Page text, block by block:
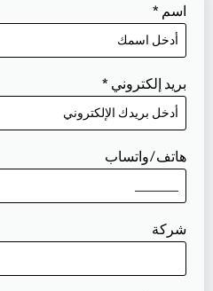
اسم *
بريد إلكتروني *
هاتف/واتساب
شركة